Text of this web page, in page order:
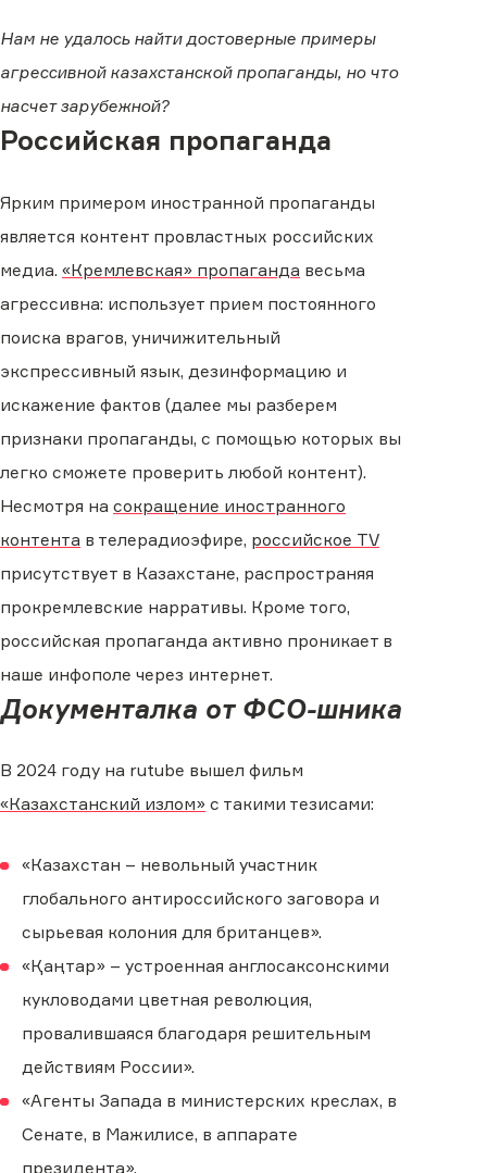
Нам не удалось найти достоверные примеры
агрессивной казахстанской пропаганды, но что
насчет зарубежной?
Российская пропаганда
Ярким примером иностранной пропаганды
является контент провластных российских
медиа. «Кремлевская» пропаганда весьма
агрессивна: использует прием постоянного
поиска врагов, уничижительный
экспрессивный язык, дезинформацию и
искажение фактов (далее мы разберем
признаки пропаганды, с помощью которых вы
легко сможете проверить любой контент).
Несмотря на сокращение иностранного
контента в телерадиоэфире, российское TV
присутствует в Казахстане, распространяя
прокремлевские нарративы. Кроме того,
российская пропаганда активно проникает в
наше инфополе через интернет.
Документалка от ФСО-шника
В 2024 году на rutube вышел фильм
«Казахстанский излом» с такими тезисами:
«Казахстан – невольный участник
глобального антироссийского заговора и
сырьевая колония для британцев».
«Қаңтар» – устроенная англосаксонскими
кукловодами цветная революция,
провалившаяся благодаря решительным
действиям России».
«Агенты Запада в министерских креслах, в
Сенате, в Мажилисе, в аппарате
президента».